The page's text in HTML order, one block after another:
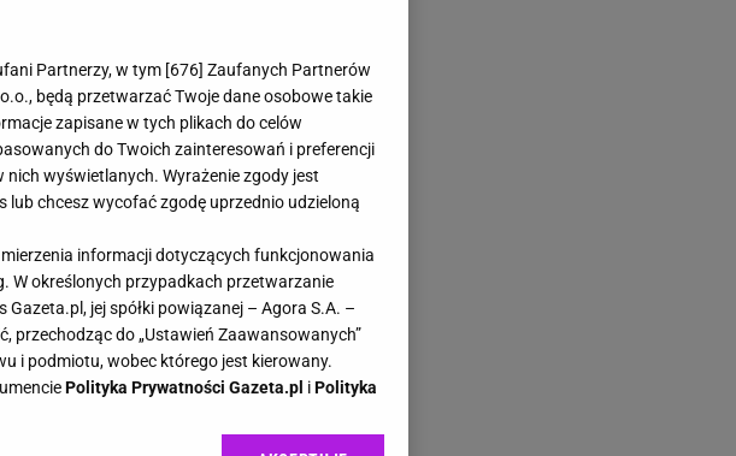
płacą
Partnerzy, w tym [676] Zaufanych Partnerów
będą przetwarzać Twoje dane osobowe takie
zapisane w tych plikach do celów
do Twoich zainteresowań i preferencji
wyświetlanych. Wyrażenie zgody jest
lub chcesz wycofać zgodę uprzednio udzieloną
informacji dotyczących funkcjonowania
W określonych przypadkach przetwarzanie
jej spółki powiązanej – Agora S.A. –
przechodząc do „Ustawień Zaawansowanych”
i podmiotu, wobec którego jest kierowany.
Polityka Prywatności Gazeta.pl iPolityka